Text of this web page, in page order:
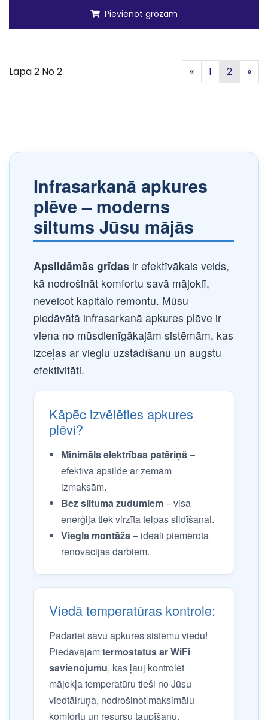
Pievienot grozam
Lapa 2 No 2 «Iepriekšējā
1 2 »
Infrasarkanā apkures
plēve – moderns
siltums Jūsu mājās
Apsildāmās grīdas ir efektīvākais veids,
kā nodrošināt komfortu savā mājoklī,
neveicot kapitālo remontu. Mūsu
piedāvātā infrasarkanā apkures plēve ir
viena no mūsdienīgākajām sistēmām, kas
izceļas ar vieglu uzstādīšanu un augstu
efektivitāti.
Kāpēc izvēlēties apkures
plēvi?
Minimāls elektrības patēriņš–
efektīva apsilde ar zemām
izmaksām.
Bez siltuma zudumiem– visa
enerģija tiek virzīta telpas sildīšanai.
Viegla montāža– ideāli piemērota
renovācijas darbiem.
Viedā temperatūras kontrole:
Padariet savu apkures sistēmu viedu!
Piedāvājamtermostatus ar WiFi
savienojumu, kas ļauj kontrolēt
mājokļa temperatūru tieši no Jūsu
viedtālruņa, nodrošinot maksimālu
komfortu un resursu taupīšanu.